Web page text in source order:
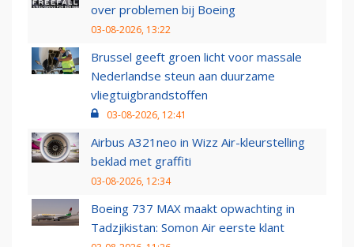
over problemen bij Boeing
03-08-2026, 13:22
Brussel geeft groen licht voor massale
Nederlandse steun aan duurzame
vliegtuigbrandstoffen
03-08-2026, 12:41
Airbus A321neo in Wizz Air-kleurstelling
beklad met graffiti
03-08-2026, 12:34
Boeing 737 MAX maakt opwachting in
Tadzjikistan: Somon Air eerste klant